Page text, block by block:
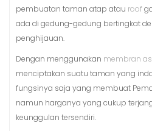
pembuatan taman atap atau roof
ada di gedung-gedung bertingkat
penghijauan.
Dengan menggunakan membran
menciptakan suatu taman yang
fungsinya saja yang membuat
namun harganya yang cukup
keunggulan tersendiri.